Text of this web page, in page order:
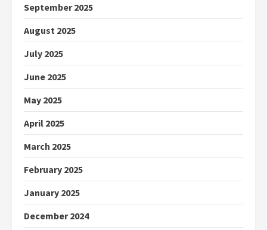
September 2025
August 2025
July 2025
June 2025
May 2025
April 2025
March 2025
February 2025
January 2025
December 2024